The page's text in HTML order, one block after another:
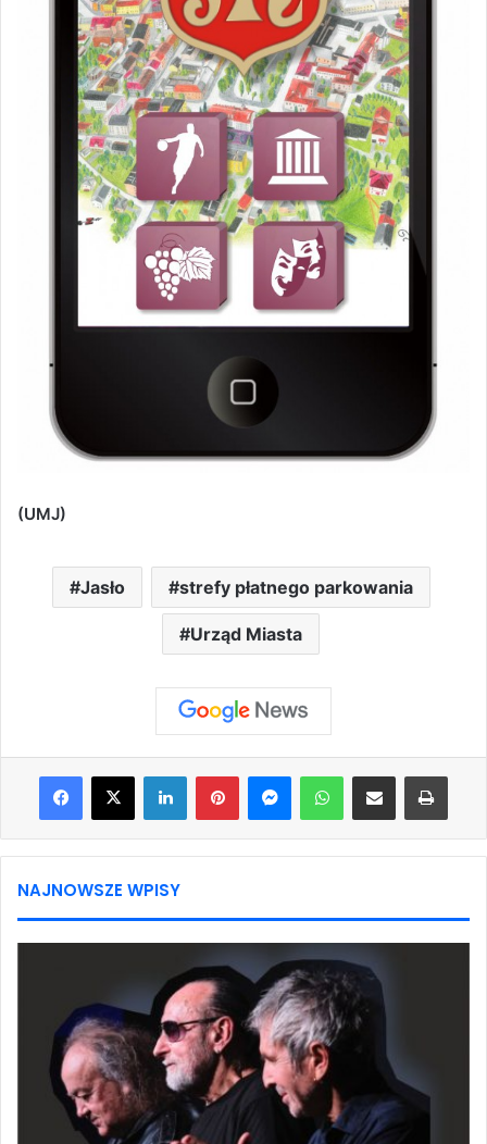
(UMJ)
Jasło strefy płatnego parkowania
Urząd Miasta
Facebook
X LinkedInPinterestMessengerWhatsAppShare via Email Print
NAJNOWSZE WPISY